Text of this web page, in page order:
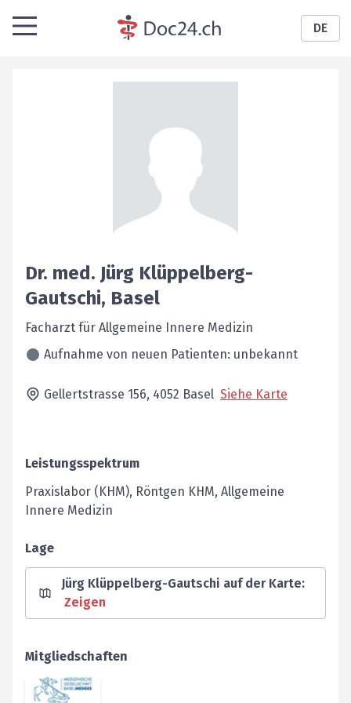
DE
Dr. med. Jürg Klüppelberg-
Gautschi, Basel
Facharzt für Allgemeine Innere Medizin
Aufnahme von neuen Patienten: unbekannt
Gellertstrasse 156, 4052 Basel Siehe Karte
Leistungsspektrum
Praxislabor (KHM), Röntgen KHM, Allgemeine
Innere Medizin
Lage
Jürg Klüppelberg-Gautschi auf der Karte:
Zeigen
Mitgliedschaften